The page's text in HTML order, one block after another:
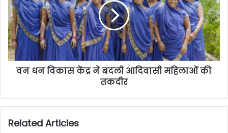
वन धन विकास केंद्र ने बदली आदिवासी महिलाओं की
तकदीर
Related Articles